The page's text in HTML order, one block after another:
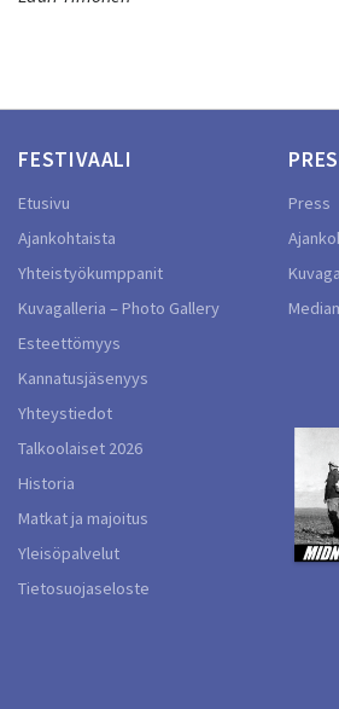
FESTIVAALI
Etusivu
Ajankohtaista
Yhteistyökumppanit
Kuvagalleria – Photo Gallery
Esteettömyys
Kannatusjäsenyys
Yhteystiedot
Talkoolaiset 2026
Historia
Matkat ja majoitus
Yleisöpalvelut
Tietosuojaseloste
Press